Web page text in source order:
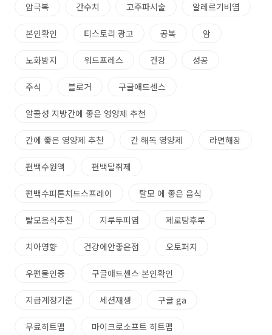
암극복 간수치 고주파시술 알레르기비염
본인확인 티스토리 광고 공복 암
노화방지 워드프레스 건강 성공
주식 블로거 구글애드센스
알콜성 지방간에 좋은 영양제 추천
간에 좋은 영양제 추천 간 해독 영양제 라면해장
편백수원액 편백탈취제
편백수피톤치드스프레이 탈모 에 좋은 음식
탈모음식추천 지루두피염 제로탕후루
치아영향 건강에안좋은점 오토퍼지
우편물인증 구글애드센스 본인확인
지급계정기준 세션재생 구글 ga
무료히트맵 마이크로소프트 히트맵